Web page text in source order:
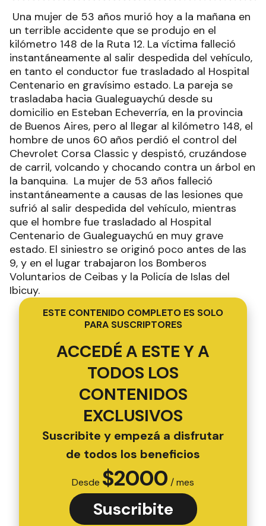
Una mujer de 53 años murió hoy a la mañana en
un terrible accidente que se produjo en el
kilómetro 148 de la Ruta 12. La víctima falleció
instantáneamente al salir despedida del vehículo,
en tanto el conductor fue trasladado al Hospital
Centenario en gravísimo estado. La pareja se
trasladaba hacia Gualeguaychú desde su
domicilio en Esteban Echeverría, en la provincia
de Buenos Aires, pero al llegar al kilómetro 148, el
hombre de unos 60 años perdió el control del
Chevrolet Corsa Classic y despistó, cruzándose
de carril, volcando y chocando contra un árbol en
la banquina. La mujer de 53 años falleció
instantáneamente a causas de las lesiones que
sufrió al salir despedida del vehículo, mientras
que el hombre fue trasladado al Hospital
Centenario de Gualeguaychú en muy grave
estado. El siniestro se originó poco antes de las
9, y en el lugar trabajaron los Bomberos
Voluntarios de Ceibas y la Policía de Islas del
Ibicuy.
ESTE CONTENIDO COMPLETO ES SOLO
PARA SUSCRIPTORES
ACCEDÉ A ESTE Y A
TODOS LOS
CONTENIDOS
EXCLUSIVOS
Suscribite y empezá a disfrutar
de todos los beneficios
Desde $2000 / mes
Suscribite